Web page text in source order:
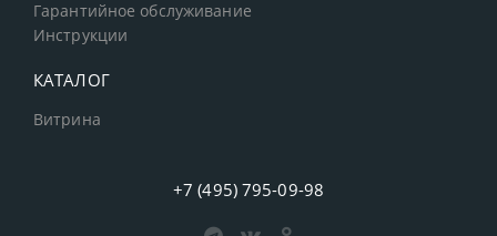
Гарантийное обслуживание
Инструкции
КАТАЛОГ
Витрина
+7 (495) 795-09-98